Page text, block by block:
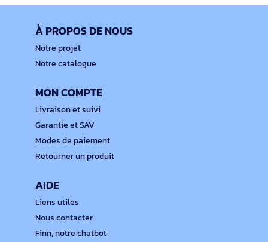
À PROPOS DE NOUS
Notre projet
Notre catalogue
MON COMPTE
Livraison et suivi
Garantie et SAV
Modes de paiement
Retourner un produit
AIDE
Liens utiles
Nous contacter
Finn, notre chatbot